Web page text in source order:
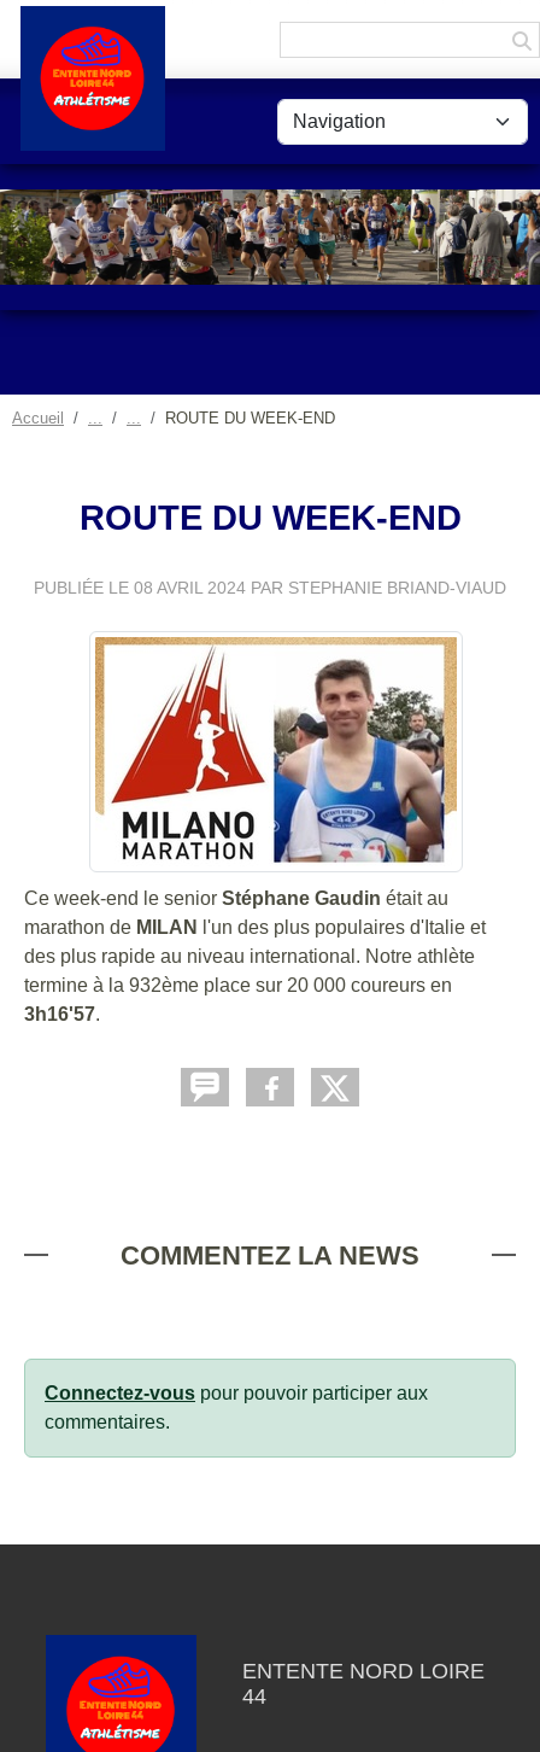
Accueil ROUTE DU WEEK-END
ROUTE DU WEEK-END
PUBLIÉE LE 08 AVRIL 2024 PAR STEPHANIE BRIAND-VIAUD
Ce week-end le senior Stéphane Gaudin était au
marathon de MILAN
l'un des plus populaires d'Italie et
des plus rapide au niveau international. Notre athlète
termine à la 932ème place sur 20 000 coureurs en
3h16'57.
COMMENTEZ LA NEWS
Connectez-vous pour pouvoir participer aux
commentaires.
ENTENTE NORD LOIRE
44